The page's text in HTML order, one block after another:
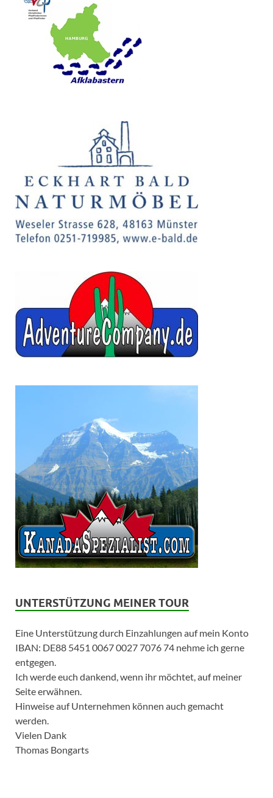
UNTERSTÜTZUNG MEINER TOUR
Eine Unterstützung durch Einzahlungen auf mein Konto
IBAN: DE88 5451 0067 0027 7076 74 nehme ich gerne
entgegen.
Ich werde euch dankend, wenn ihr möchtet, auf meiner
Seite erwähnen.
Hinweise auf Unternehmen können auch gemacht
werden.
Vielen Dank
Thomas Bongarts